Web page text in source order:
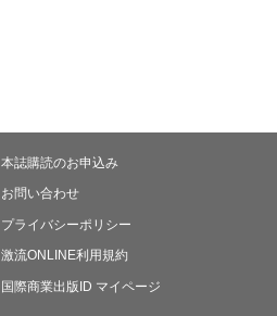
本誌購読のお申込み
お問い合わせ
プライバシーポリシー
激流ONLINE利用規約
国際商業出版ID マイページ